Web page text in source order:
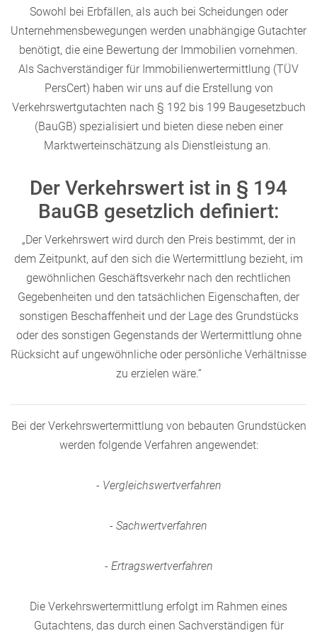
Sowohl bei Erbfällen, als auch bei Scheidungen oder
Unternehmensbewegungen werden unabhängige Gutachter
benötigt, die eine Bewertung der Immobilien vornehmen.
Als Sachverständiger für Immobilienwertermittlung (TÜV
PersCert) haben wir uns auf die Erstellung von
Verkehrswertgutachten nach § 192 bis 199 Baugesetzbuch
(BauGB) spezialisiert und bieten diese neben einer
Marktwerteinschätzung als Dienstleistung an.
Der Verkehrswert ist in § 194
BauGB gesetzlich definiert:
„Der Verkehrswert wird durch den Preis bestimmt, der in
dem Zeitpunkt, auf den sich die Wertermittlung bezieht, im
gewöhnlichen Geschäftsverkehr nach den rechtlichen
Gegebenheiten und den tatsächlichen Eigenschaften, der
sonstigen Beschaffenheit und der Lage des Grundstücks
oder des sonstigen Gegenstands der Wertermittlung ohne
Rücksicht auf ungewöhnliche oder persönliche Verhältnisse
zu erzielen wäre.“
Bei der Verkehrswertermittlung von bebauten Grundstücken
werden folgende Verfahren angewendet:
- Vergleichswertverfahren
- Sachwertverfahren
- Ertragswertverfahren
Die Verkehrswertermittlung erfolgt im Rahmen eines
Gutachtens, das durch einen Sachverständigen für